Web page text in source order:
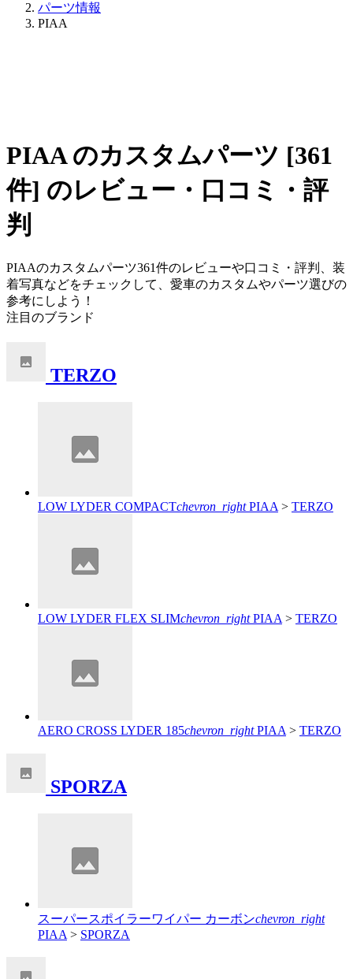
パーツ情報
PIAA
PIAA のカスタムパーツ [361
件] のレビュー・口コミ・評
判
PIAAのカスタムパーツ361件のレビューや口コミ・評判、装
着写真などをチェックして、愛車のカスタムやパーツ選びの
参考にしよう！
注目のブランド
TERZO
LOW LYDER COMPACTchevron_right PIAA > TERZO
LOW LYDER FLEX SLIMchevron_right PIAA > TERZO
AERO CROSS LYDER 185chevron_right PIAA > TERZO
SPORZA
スーパースポイラーワイパー カーボンchevron_right
PIAA > SPORZA